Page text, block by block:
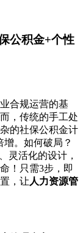
公积金+个性
合规运营的基
，传统的手工处
的社保公积金计
。如何破局？
灵活化的设计，
！只需3步，即
，让 人力资源管